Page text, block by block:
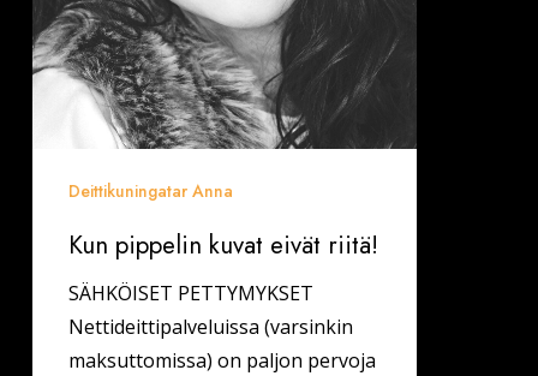
Deittikuningatar Anna
Kun pippelin kuvat eivät riitä!
SÄHKÖISET PETTYMYKSET
Nettideittipalveluissa (varsinkin
maksuttomissa) on paljon pervoja